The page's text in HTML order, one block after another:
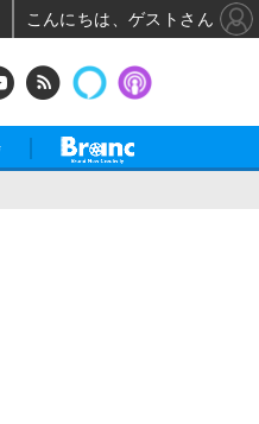
こんにちは、ゲストさん